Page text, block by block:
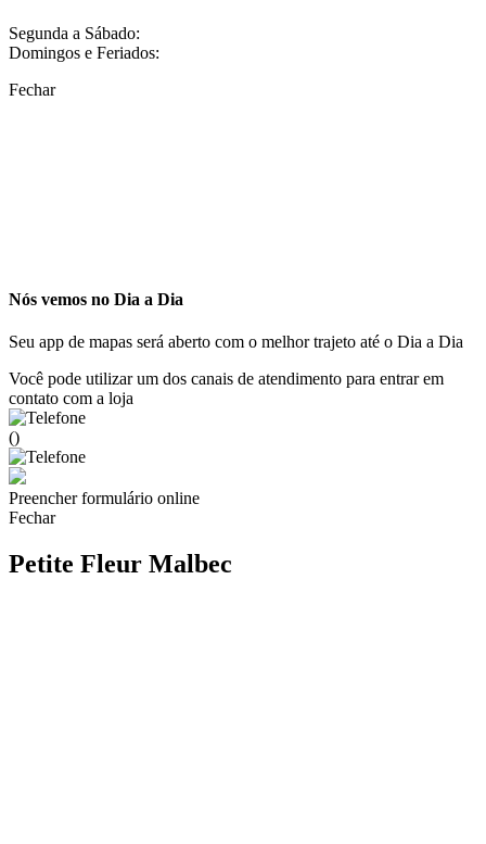
Segunda a Sábado:
Domingos e Feriados:
Fechar
Nós vemos no Dia a Dia
Seu app de mapas será aberto com o melhor trajeto até o Dia a Dia
Você pode utilizar um dos canais de atendimento para entrar em
contato com a loja
()
Preencher formulário online
Fechar
Petite Fleur Malbec